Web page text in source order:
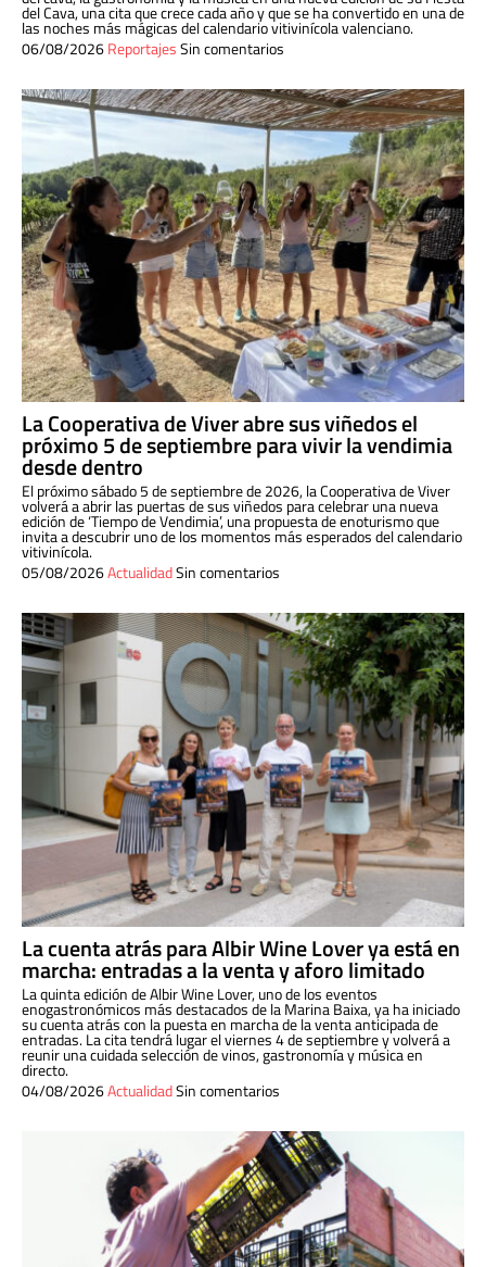
del Cava, una cita que crece cada año y que se ha convertido en una de
las noches más mágicas del calendario vitivinícola valenciano.
06/08/2026ReportajesSin comentarios
La Cooperativa de Viver abre sus viñedos el
próximo 5 de septiembre para vivir la vendimia
desde dentro
El próximo sábado 5 de septiembre de 2026, la Cooperativa de Viver
volverá a abrir las puertas de sus viñedos para celebrar una nueva
edición de ‘Tiempo de Vendimia’, una propuesta de enoturismo que
invita a descubrir uno de los momentos más esperados del calendario
vitivinícola.
05/08/2026ActualidadSin comentarios
La cuenta atrás para Albir Wine Lover ya está en
marcha: entradas a la venta y aforo limitado
La quinta edición de Albir Wine Lover, uno de los eventos
enogastronómicos más destacados de la Marina Baixa, ya ha iniciado
su cuenta atrás con la puesta en marcha de la venta anticipada de
entradas. La cita tendrá lugar el viernes 4 de septiembre y volverá a
reunir una cuidada selección de vinos, gastronomía y música en
directo.
04/08/2026ActualidadSin comentarios